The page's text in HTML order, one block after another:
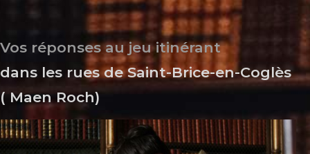
Vos réponses au jeu itinérant
dans les rues de Saint-Brice-en-Coglès
( Maen Roch)